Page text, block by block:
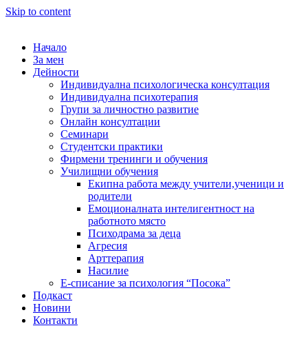
Skip to content
Начало
За мен
Дейности
Индивидуална психологическа консултация
Индивидуална психотерапия
Групи за личностно развитие
Онлайн консултации
Семинари
Студентски практики
Фирмени тренинги и обучения
Училищни обучения
Екипна работа между учители,ученици и
родители
Емоционалната интелигентност на
работното място
Психодрама за деца
Агресия
Арттерапия
Насилие
Е-списание за психология “Посока”
Подкаст
Новини
Контакти